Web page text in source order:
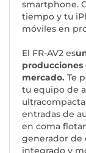
smartphone.
tiempo y tu
móviles en
El FR-AV2 es
producciones
mercado. Te
tu equipo de
entradas de
en coma
generador de
integrado y